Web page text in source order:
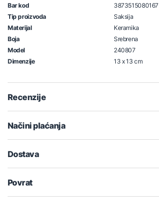
Bar kod
3873515080167
Tip proizvoda
Saksija
Materijal
Keramika
Boja
Srebrena
Model
240807
Dimenzije
13 x 13 cm
Recenzije
Načini plaćanja
Dostava
Povrat